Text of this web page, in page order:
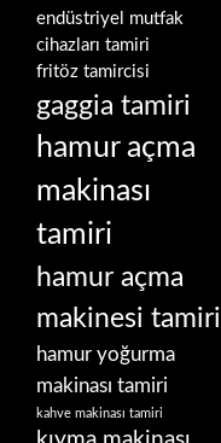
endüstriyel mutfak
cihazları tamiri
fritöz tamircisi
gaggia tamiri
hamur açma
makinası
tamiri
hamur açma
makinesi tamiri
hamur yoğurma
makinası tamiri
kahve makinası tamiri